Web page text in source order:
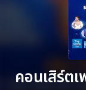
คอนเสิร์ต